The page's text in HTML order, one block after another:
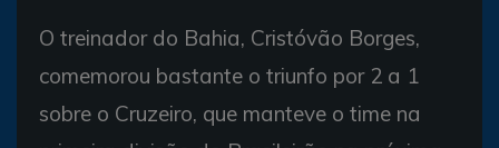
O treinador do Bahia, Cristóvão Borges,
comemorou bastante o triunfo por 2 a 1
sobre o Cruzeiro, que manteve o time na